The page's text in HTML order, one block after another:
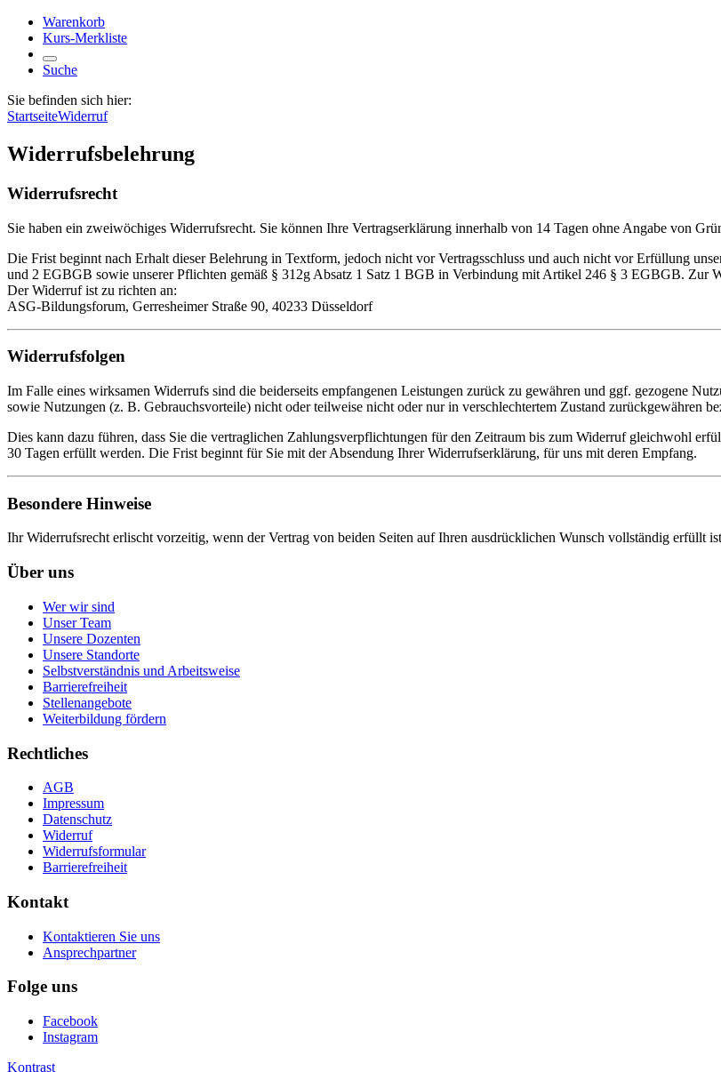
Warenkorb
Kurs-Merkliste
Suche
Sie befinden sich hier:
StartseiteWiderruf
Widerrufsbelehrung
Widerrufsrecht
Sie haben ein zweiwöchiges Widerrufsrecht. Sie können Ihre Vertragserklärung innerhalb von 14 Tagen ohne Angabe von
Die Frist beginnt nach Erhalt dieser Belehrung in Textform, jedoch nicht vor Vertragsschluss und auch nicht vor Erfüllung
und 2 EGBGB sowie unserer Pflichten gemäß § 312g Absatz 1 Satz 1 BGB in Verbindung mit Artikel 246 § 3 EGBGB. Zur
Der Widerruf ist zu richten an:
ASG-Bildungsforum, Gerresheimer Straße 90, 40233 Düsseldorf
Widerrufsfolgen
Im Falle eines wirksamen Widerrufs sind die beiderseits empfangenen Leistungen zurück zu gewähren und ggf. gezogene
sowie Nutzungen (z. B. Gebrauchsvorteile) nicht oder teilweise nicht oder nur in verschlechtertem Zustand zurückgewähren
Dies kann dazu führen, dass Sie die vertraglichen Zahlungsverpflichtungen für den Zeitraum bis zum Widerruf gleichwohl
30 Tagen erfüllt werden. Die Frist beginnt für Sie mit der Absendung Ihrer Widerrufserklärung, für uns mit deren Empfang.
Besondere Hinweise
Ihr Widerrufsrecht erlischt vorzeitig, wenn der Vertrag von beiden Seiten auf Ihren ausdrücklichen Wunsch vollständig erfüllt
Über uns
Wer wir sind
Unser Team
Unsere Dozenten
Unsere Standorte
Selbstverständnis und Arbeitsweise
Barrierefreiheit
Stellenangebote
Weiterbildung fördern
Rechtliches
AGB
Impressum
Datenschutz
Widerruf
Widerrufsformular
Barrierefreiheit
Kontakt
Kontaktieren Sie uns
Ansprechpartner
Folge uns
Facebook
Instagram
Kontrast